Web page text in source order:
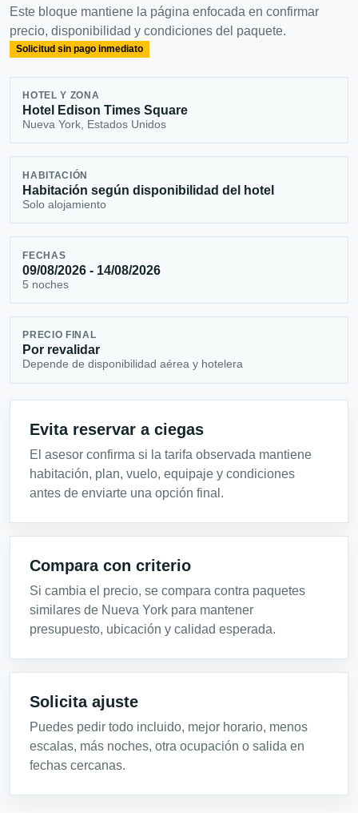
Este bloque mantiene la página enfocada en confirmar
precio, disponibilidad y condiciones del paquete.
Solicitud sin pago inmediato
HOTEL Y ZONA
Hotel Edison Times Square
Nueva York, Estados Unidos
HABITACIÓN
Habitación según disponibilidad del hotel
Solo alojamiento
FECHAS
09/08/2026 - 14/08/2026
5 noches
PRECIO FINAL
Por revalidar
Depende de disponibilidad aérea y hotelera
Evita reservar a ciegas
El asesor confirma si la tarifa observada mantiene
habitación, plan, vuelo, equipaje y condiciones
antes de enviarte una opción final.
Compara con criterio
Si cambia el precio, se compara contra paquetes
similares de Nueva York para mantener
presupuesto, ubicación y calidad esperada.
Solicita ajuste
Puedes pedir todo incluido, mejor horario, menos
escalas, más noches, otra ocupación o salida en
fechas cercanas.